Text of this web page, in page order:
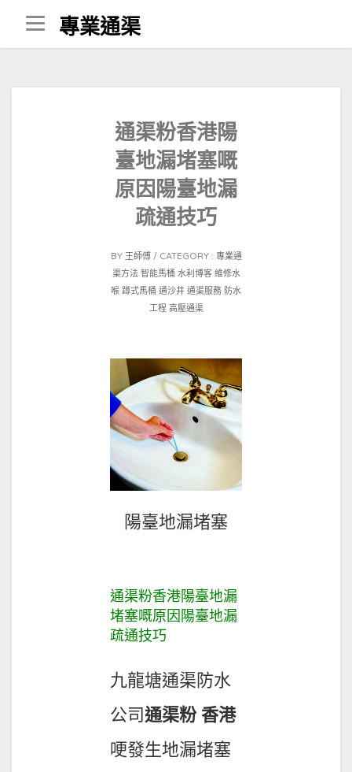
Skip
to
專業通渠
通渠粉香港陽
臺地漏堵塞嘅
原因陽臺地漏
疏通技巧
BY 王師傅
POSTED
ON
2022-
05-
CATEGORY : 專業通
渠方法 智能馬桶 水利博客 維修水
喉 蹲式馬桶 通沙井 通渠服務 防水
工程 高壓通渠
陽臺地漏堵塞
通渠粉香港陽臺地漏
堵塞嘅原因陽臺地漏
疏通技巧
九龍塘通渠防水
公司通渠粉 香港
哽發生地漏堵塞